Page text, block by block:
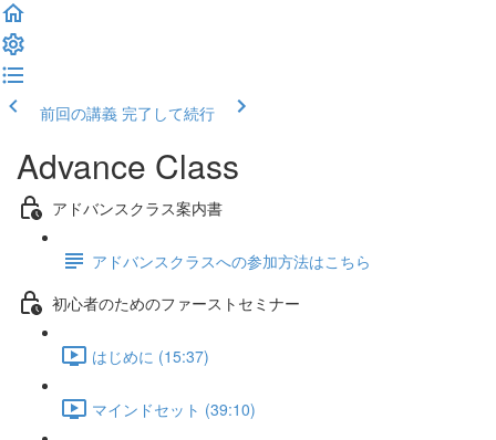
前回の講義 完了して続行
Advance Class
アドバンスクラス案内書
アドバンスクラスへの参加方法はこちら
初心者のためのファーストセミナー
はじめに (15:37)
マインドセット (39:10)